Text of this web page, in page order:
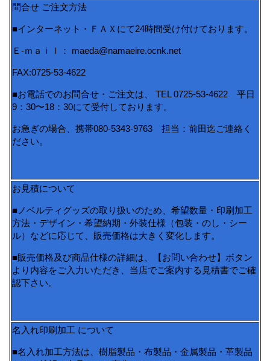
問合せ ご注文方法
■インターネット・ＦＡＸにて24時間受け付けております。
Ｅ-ｍａｉｌ： maeda@namaeire.ocnk.net
FAX:0725-53-4622
■お電話でのお問合せ・ご注文は、 TEL 0725-53-4622 平日
9：30〜18：30にて受付しております。
お急ぎの場合、携帯080-5343-9763 担当：前田迄ご連絡く
ださい。
お見積について
■ノベルティグッズの取り扱いのため、希望数量・印刷加工
方法・デザイン・希望納期・外装仕様（包装・のし・シー
ル）などに応じて、販売価格は大きく変化します。
■販売価格及び商品仕様の詳細は、【お問い合わせ】ボタン
より内容をご入力いただき、当店でご案内する見積書でご確
認下さい。
名入れ印刷加工 について
■名入れ加工方法は、樹脂製品・布製品・金属製品・革製品